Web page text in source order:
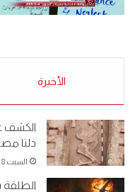
5-2019.
الأخيرة
الكشف
دلتا مصر
السبت 8 أغسطس 2026